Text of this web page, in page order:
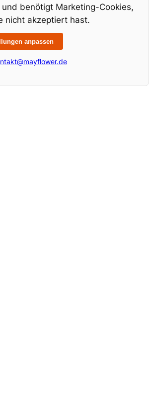
benötigt Marketing-Cookies,
nicht akzeptiert hast.
anpassen